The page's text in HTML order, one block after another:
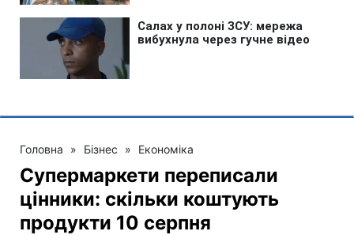
Головна » Бізнес » Економіка
Супермаркети переписали
цінники: скільки коштують
продукти 10 серпня